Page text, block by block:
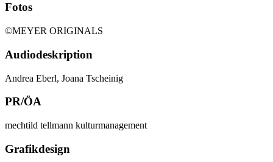
Fotos
©MEYER ORIGINALS
Audiodeskription
Andrea Eberl, Joana Tscheinig
PR/ÖA
mechtild tellmann kulturmanagement
Grafikdesign